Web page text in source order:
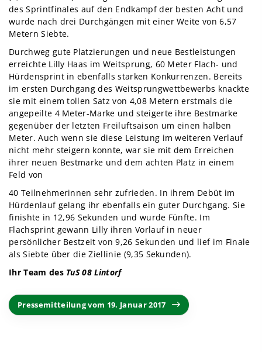
des Sprintfinales auf den Endkampf der besten Acht und
wurde nach drei Durchgängen mit einer Weite von 6,57
Metern Siebte.
Durchweg gute Platzierungen und neue Bestleistungen
erreichte Lilly Haas im Weitsprung, 60 Meter Flach- und
Hürdensprint in ebenfalls starken Konkurrenzen. Bereits
im ersten Durchgang des Weitsprungwettbewerbs knackte
sie mit einem tollen Satz von 4,08 Metern erstmals die
angepeilte 4 Meter-Marke und steigerte ihre Bestmarke
gegenüber der letzten Freiluftsaison um einen halben
Meter. Auch wenn sie diese Leistung im weiteren Verlauf
nicht mehr steigern konnte, war sie mit dem Erreichen
ihrer neuen Bestmarke und dem achten Platz in einem
Feld von
40 Teilnehmerinnen sehr zufrieden. In ihrem Debüt im
Hürdenlauf gelang ihr ebenfalls ein guter Durchgang. Sie
finishte in 12,96 Sekunden und wurde Fünfte. Im
Flachsprint gewann Lilly ihren Vorlauf in neuer
persönlicher Bestzeit von 9,26 Sekunden und lief im Finale
als Siebte über die Ziellinie (9,35 Sekunden).
Ihr Team des TuS 08 Lintorf
Pressemitteilung vom 19. Januar 2017